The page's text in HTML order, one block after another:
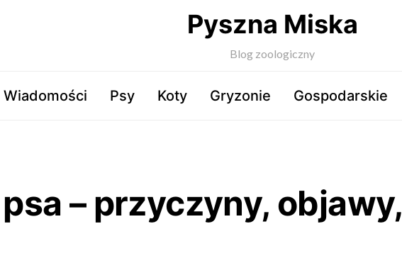
Pyszna Miska
Blog zoologiczny
Wiadomości Psy Koty Gryzonie Gospodarskie
– przyczyny, objawy,